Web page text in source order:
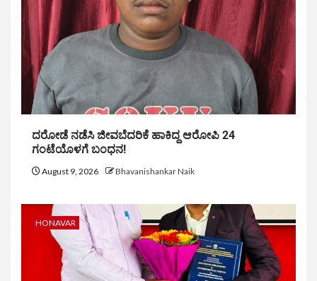
ದರೋಡೆ ನಡೆಸಿ ಜೀವಬೆದರಿಕೆ ಹಾಕಿದ್ದ ಆರೋಪಿ 24
ಗಂಟೆಯೊಳಗೆ ಬಂಧನ!
August 9, 2026 Bhavanishankar Naik
HONAVAR